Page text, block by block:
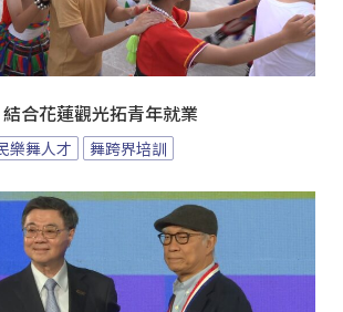
合花蓮觀光拓青年就業
樂舞人才 舞跨界培訓